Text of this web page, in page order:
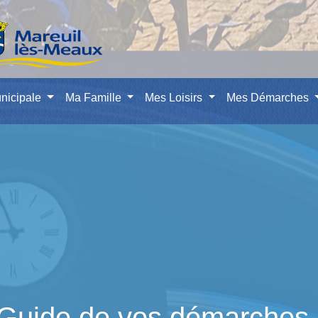
Ma Famille Mes Loisirs Mes Démarches